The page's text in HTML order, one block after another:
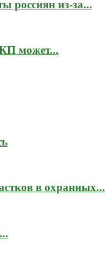
россиян из-за...
может...
в охранных...